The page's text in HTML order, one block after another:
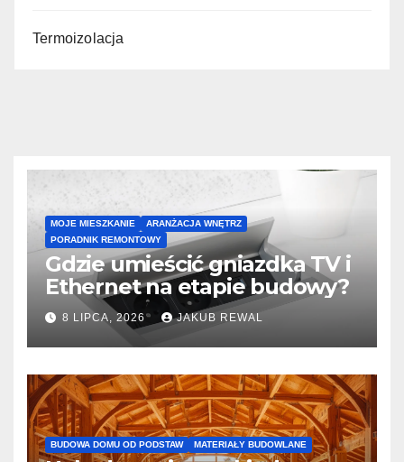
Termoizolacja
MOJE MIESZKANIE
ARANŻACJA WNĘTRZ
PORADNIK REMONTOWY
Gdzie umieścić gniazdka TV i
Ethernet na etapie budowy?
8 LIPCA, 2026 JAKUB REWAL
BUDOWA DOMU OD PODSTAW MATERIAŁY BUDOWLANE